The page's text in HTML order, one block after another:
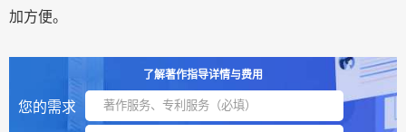
加方便。
了解著作指导详情与费用
您的需求